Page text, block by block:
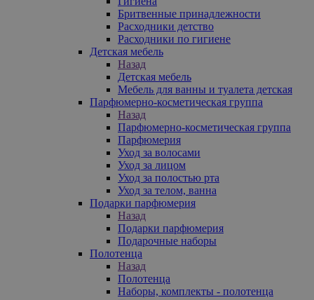
Бритвенные принадлежности
Расходники детство
Расходники по гигиене
Детская мебель
Назад
Детская мебель
Мебель для ванны и туалета детская
Парфюмерно-косметическая группа
Назад
Парфюмерно-косметическая группа
Парфюмерия
Уход за волосами
Уход за лицом
Уход за полостью рта
Уход за телом, ванна
Подарки парфюмерия
Назад
Подарки парфюмерия
Подарочные наборы
Полотенца
Назад
Полотенца
Наборы, комплекты - полотенца